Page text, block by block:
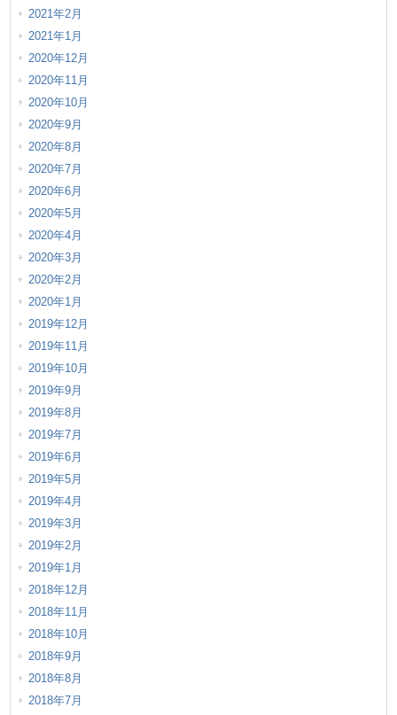
2021年2月
2021年1月
2020年12月
2020年11月
2020年10月
2020年9月
2020年8月
2020年7月
2020年6月
2020年5月
2020年4月
2020年3月
2020年2月
2020年1月
2019年12月
2019年11月
2019年10月
2019年9月
2019年8月
2019年7月
2019年6月
2019年5月
2019年4月
2019年3月
2019年2月
2019年1月
2018年12月
2018年11月
2018年10月
2018年9月
2018年8月
2018年7月